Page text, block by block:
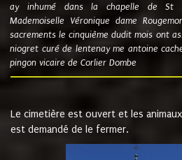
ay inhumé dans la chapelle de St
Mademoiselle Véronique dame
sacrements le cinquième dudit mois ont
niogret curé de lentenay me antoine
pingon vicaire de Corlier Dombe
Le cimetière est ouvert et les
est demandé de le fermer.